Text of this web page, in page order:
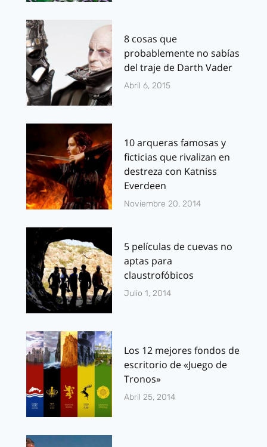
8 cosas que
probablemente no sabías
del traje de Darth Vader
Abril 6, 2015
10 arqueras famosas y
ficticias que rivalizan en
destreza con Katniss
Everdeen
Noviembre 20, 2014
5 películas de cuevas no
aptas para
claustrofóbicos
Julio 1, 2014
Los 12 mejores fondos de
escritorio de «Juego de
Tronos»
Abril 25, 2014